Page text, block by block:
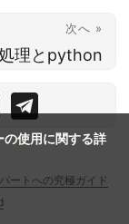
次へ »
理とpython
ートへの究極ガイド
使用に関する詳